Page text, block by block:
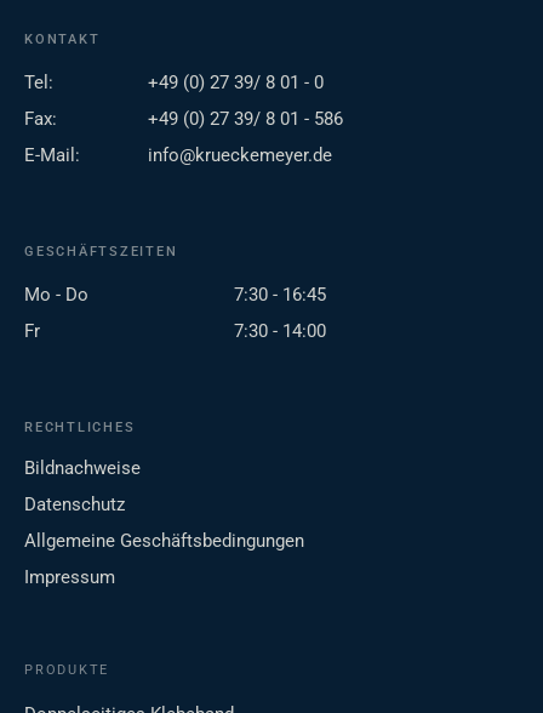
KONTAKT
Tel:
+49 (0) 27 39/ 8 01 - 0
Fax:
+49 (0) 27 39/ 8 01 - 586
E-Mail:
info@krueckemeyer.de
GESCHÄFTSZEITEN
Mo - Do
7:30 - 16:45
Fr
7:30 - 14:00
RECHTLICHES
Bildnachweise
Datenschutz
Allgemeine Geschäftsbedingungen
Impressum
PRODUKTE